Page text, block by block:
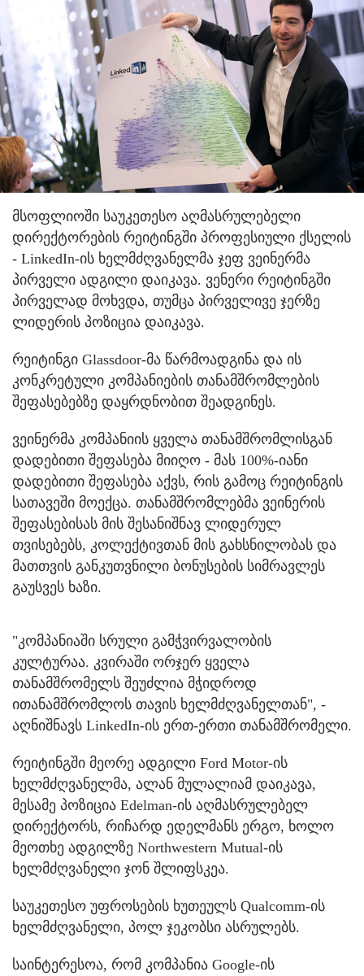
მსოფლიოში საუკეთესო აღმასრულებელი
დირექტორების რეიტინგში პროფესიული ქსელის
- LinkedIn-ის ხელმძღვანელმა ჯეფ ვეინერმა
პირველი ადგილი დაიკავა. ვენერი რეიტინგში
პირველად მოხვდა, თუმცა პირველივე ჯერზე
ლიდერის პოზიცია დაიკავა.
რეიტინგი Glassdoor-მა წარმოადგინა და ის
კონკრეტული კომპანიების თანამშრომლების
შეფასებებზე დაყრდნობით შეადგინეს.
ვეინერმა კომპანიის ყველა თანამშრომლისგან
დადებითი შეფასება მიიღო - მას 100%-იანი
დადებითი შეფასება აქვს, რის გამოც რეიტინგის
სათავეში მოექცა. თანამშრომლებმა ვეინერის
შეფასებისას მის შესანიშნავ ლიდერულ
თვისებებს, კოლექტივთან მის გახსნილობას და
მათთვის განკუთვნილი ბონუსების სიმრავლეს
გაუსვეს ხაზი.
"კომპანიაში სრული გამჭვირვალობის
კულტურაა. კვირაში ორჯერ ყველა
თანამშრომელს შეუძლია მჭიდროდ
ითანამშრომლოს თავის ხელმძღვანელთან", -
აღნიშნავს LinkedIn-ის ერთ-ერთი თანამშრომელი.
რეიტინგში მეორე ადგილი Ford Motor-ის
ხელმძღვანელმა, ალან მულალიამ დაიკავა,
მესამე პოზიცია Edelman-ის აღმასრულებელ
დირექტორს, რიჩარდ ედელმანს ერგო, ხოლო
მეოთხე ადგილზე Northwestern Mutual-ის
ხელმძღვანელი ჯონ შლიფსკეა.
საუკეთესო უფროსების ხუთეულს Qualcomm-ის
ხელმძღვანელი, პოლ ჯეკობსი ასრულებს.
საინტერესოა, რომ კომპანია Google-ის